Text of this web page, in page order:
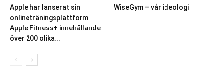
Apple har lanserat sin
onlineträningsplattform
Apple Fitness+ innehållande
över 200 olika...
WiseGym – vår ideologi